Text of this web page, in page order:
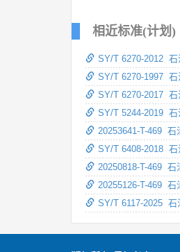
相近标准(计划)
SY/T 6270-2012 石
SY/T 6270-1997 石
SY/T 6270-2017 石
SY/T 5244-2019 石
20253641-T-469
SY/T 6408-2018 石
20250818-T-469
20255126-T-469 石
SY/T 6117-2025 石